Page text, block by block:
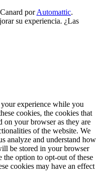
porAutomattic.
su experiencia. ¿Las
experience while you
cookies, the cookies that
on your browser as they are
of the website. We
analyze and understand how
be stored in your browser
the option to opt-out of these
cookies may have an effect